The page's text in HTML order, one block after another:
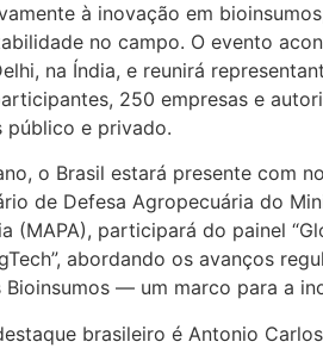
à inovação em
no campo. O evento
na Índia, e reunirá
250 empresas e
público e privado.
o Brasil estará presente com
de Defesa Agropecuária do
(MAPA), participará do painel
abordando os avanços
Bioinsumos — um marco para a
brasileiro é Antonio